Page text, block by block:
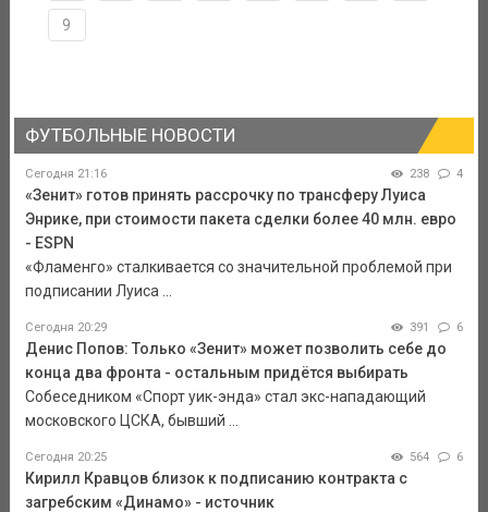
9
ФУТБОЛЬНЫЕ НОВОСТИ
Сегодня 21:16 238 4
«Зенит» готов принять рассрочку по трансферу Луиса
Энрике, при стоимости пакета сделки более 40 млн. евро
- ESPN
«Фламенго» сталкивается со значительной проблемой при
подписании Луиса ...
Сегодня 20:29 391 6
Денис Попов: Только «Зенит» может позволить себе до
конца два фронта - остальным придётся выбирать
Собеседником «Спорт уик-энда» стал экс-нападающий
московского ЦСКА, бывший ...
Сегодня 20:25 564 6
Кирилл Кравцов близок к подписанию контракта с
загребским «Динамо» - источник